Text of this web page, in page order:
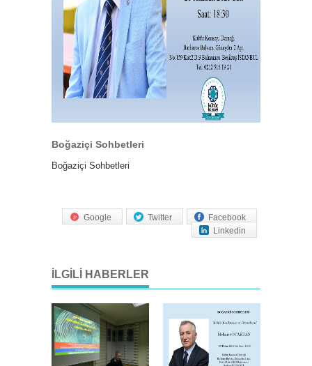
Boğaziçi Sohbetleri
Boğaziçi Sohbetleri
Facebook
Twitter
Google
Linkedin
İLGILI HABERLER